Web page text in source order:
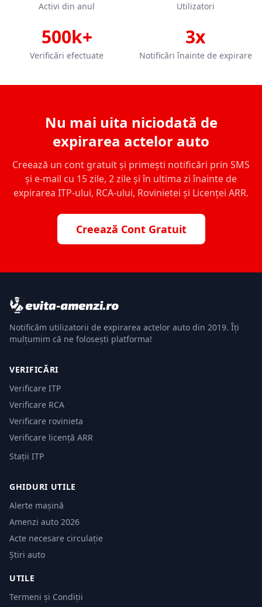
Activi din anul Utilizatori
500k+
Verificări efectuate
3x
Notificări înainte de expirare
Nu mai uita niciodată de
expirarea actelor auto
Creează un cont gratuit și primești notificări prin SMS
și e-mail cu 15 zile, 2 zile și în ultima zi înainte de
expirarea ITP-ului, RCA-ului, Rovinietei și Licenței ARR.
Creează Cont Gratuit
Notificăm utilizatorii de expirarea actelor auto din 2019. Îți
mulțumim că ne folosești platforma!
VERIFICĂRI
Verificare ITP
Verificare RCA
Verificare rovinieta
Verificare licență ARR
Stații ITP
GHIDURI UTILE
Alerte mașină
Amenzi auto 2026
Acte necesare circulație
Știri auto
UTILE
Termeni și Condiții